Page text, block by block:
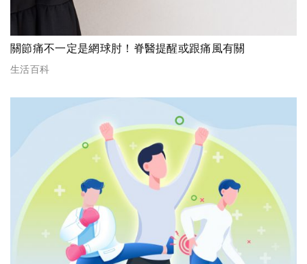
關節痛不一定是網球肘！脊醫提醒或跟痛風有關
生活百科